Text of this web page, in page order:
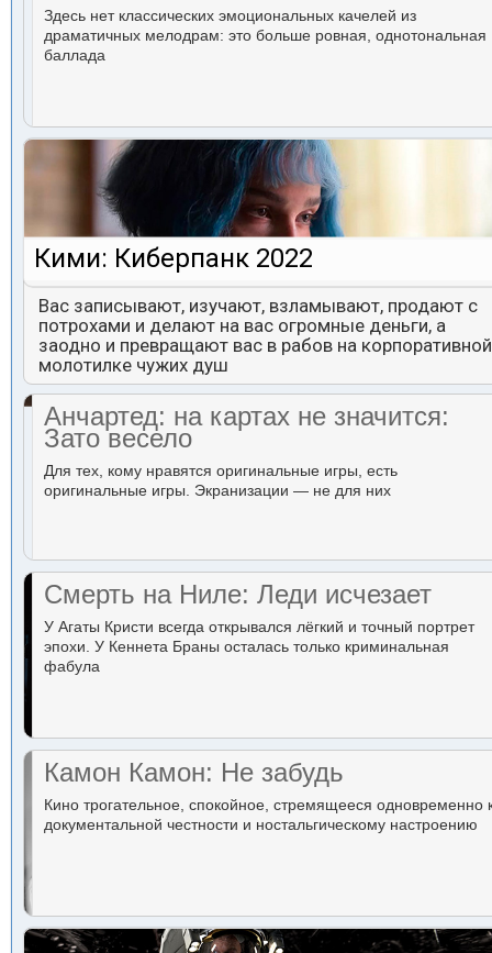
Здесь нет классических эмоциональных качелей из
драматичных мелодрам: это больше ровная, однотональная
баллада
Кими: Киберпанк 2022
Вас записывают, изучают, взламывают, продают с
потрохами и делают на вас огромные деньги, а
заодно и превращают вас в рабов на корпоративной
молотилке чужих душ
Анчартед: на картах не значится:
Зато весело
Для тех, кому нравятся оригинальные игры, есть
оригинальные игры. Экранизации — не для них
Смерть на Ниле: Леди исчезает
У Агаты Кристи всегда открывался лёгкий и точный портрет
эпохи. У Кеннета Браны осталась только криминальная
фабула
Камон Камон: Не забудь
Кино трогательное, спокойное, стремящееся одновременно
документальной честности и ностальгическому настроению